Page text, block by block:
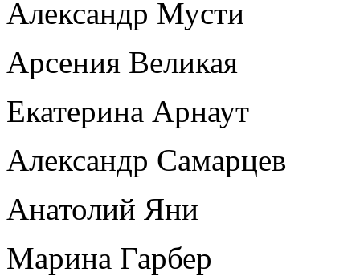
Александр Мусти
Арсения Великая
Екатерина Арнаут
Александр Самарцев
Анатолий Яни
Марина Гарбер